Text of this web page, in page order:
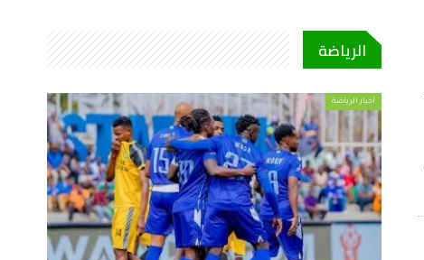
الرياضة
أخبار الرياضة